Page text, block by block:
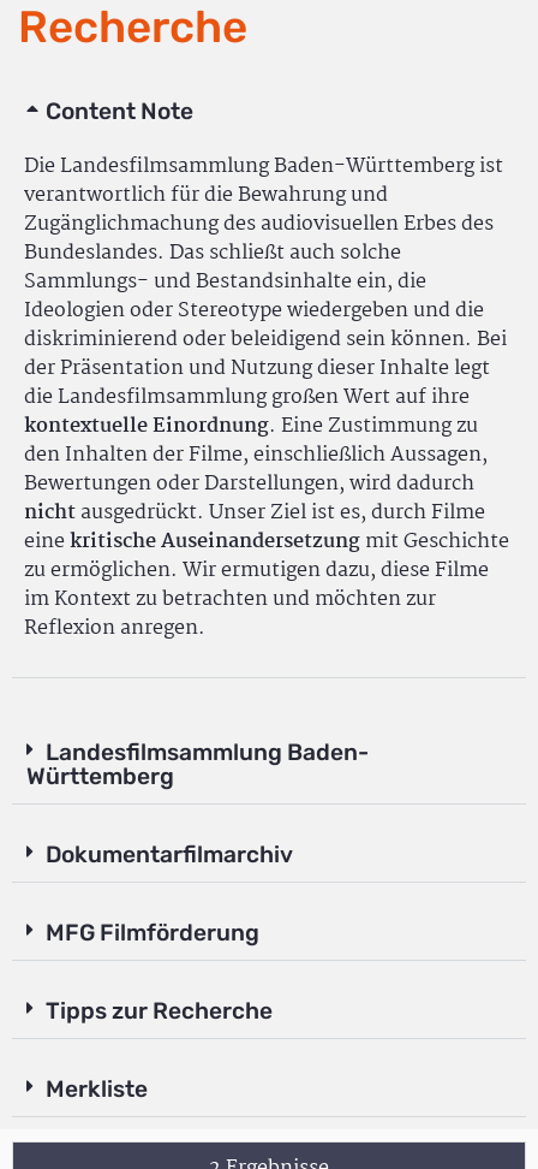
Recherche
Content Note
Die Landesfilmsammlung Baden-Württemberg ist
verantwortlich für die Bewahrung und
Zugänglichmachung des audiovisuellen Erbes des
Bundeslandes. Das schließt auch solche
Sammlungs- und Bestandsinhalte ein, die
Ideologien oder Stereotype wiedergeben und die
diskriminierend oder beleidigend sein können. Bei
der Präsentation und Nutzung dieser Inhalte legt
die Landesfilmsammlung großen Wert auf ihre
kontextuelle Einordnung. Eine Zustimmung zu
den Inhalten der Filme, einschließlich Aussagen,
Bewertungen oder Darstellungen, wird dadurch
nichtausgedrückt. Unser Ziel ist es, durch Filme
einekritische Auseinandersetzungmit Geschichte
zu ermöglichen. Wir ermutigen dazu, diese Filme
im Kontext zu betrachten und möchten zur
Reflexion anregen.
Landesfilmsammlung Baden-
Württemberg
Dokumentarfilmarchiv
MFG Filmförderung
Tipps zur Recherche
Merkliste